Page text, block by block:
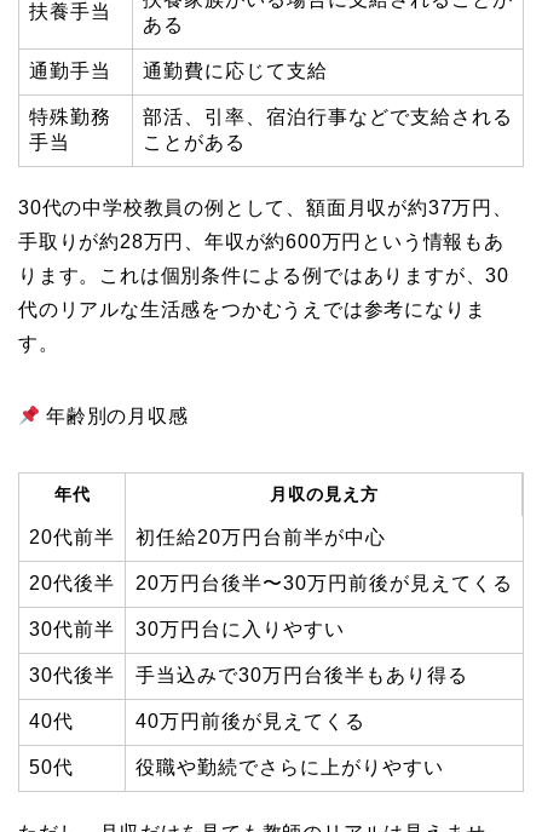
扶養手当
ある
通勤手当 通勤費に応じて支給
特殊勤務
手当
部活、引率、宿泊行事などで支給される
ことがある
30代の中学校教員の例として、額面月収が約37万円、
手取りが約28万円、年収が約600万円という情報もあ
ります。これは個別条件による例ではありますが、30
代のリアルな生活感をつかむうえでは参考になりま
す。
年齢別の月収感
年代 月収の見え方
20代前半 初任給20万円台前半が中心
20代後半 20万円台後半〜30万円前後が見えてくる
30代前半 30万円台に入りやすい
30代後半 手当込みで30万円台後半もあり得る
40代 40万円前後が見えてくる
50代 役職や勤続でさらに上がりやすい